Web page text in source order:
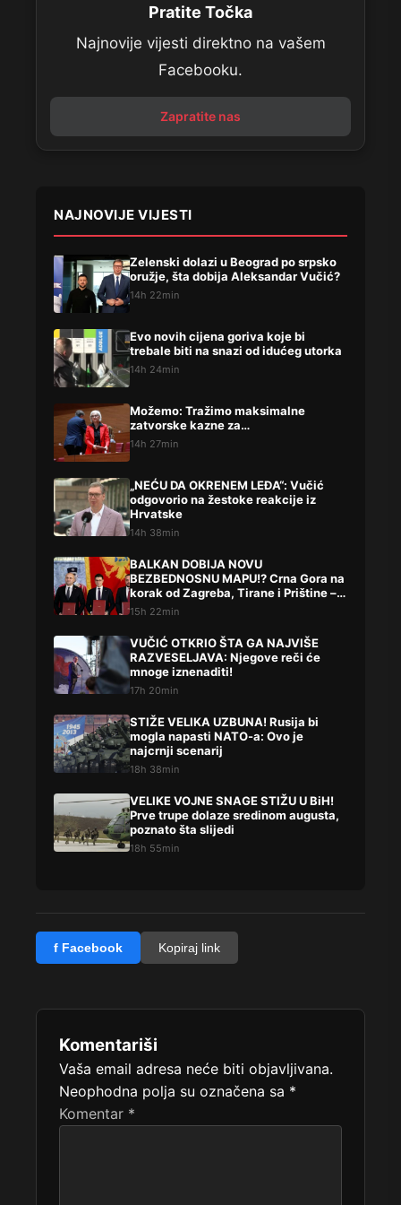
Pratite Točka
Najnovije vijesti direktno na vašem
Facebooku.
Zapratite nas
NAJNOVIJE VIJESTI
Zelenski dolazi u Beograd po srpsko
oružje, šta dobija Aleksandar Vučić?
14h 22min
Evo novih cijena goriva koje bi
trebale biti na snazi od idućeg utorka
14h 24min
Možemo: Tražimo maksimalne
zatvorske kazne za…
14h 27min
„NEĆU DA OKRENEM LEĐA“: Vučić
odgovorio na žestoke reakcije iz
Hrvatske
14h 38min
BALKAN DOBIJA NOVU
BEZBEDNOSNU MAPU!? Crna Gora na
korak od Zagreba, Tirane i Prištine –
detalji koji su podigli prašinu
15h 22min
VUČIĆ OTKRIO ŠTA GA NAJVIŠE
RAZVESELJAVA: Njegove reči će
mnoge iznenaditi!
17h 20min
STIŽE VELIKA UZBUNA! Rusija bi
mogla napasti NATO-a: Ovo je
najcrnji scenarij
18h 38min
VELIKE VOJNE SNAGE STIŽU U BiH!
Prve trupe dolaze sredinom augusta,
poznato šta slijedi
18h 55min
f Facebook Kopiraj link
Komentariši
Vaša email adresa neće biti objavljivana.
Neophodna polja su označena sa *
Komentar *